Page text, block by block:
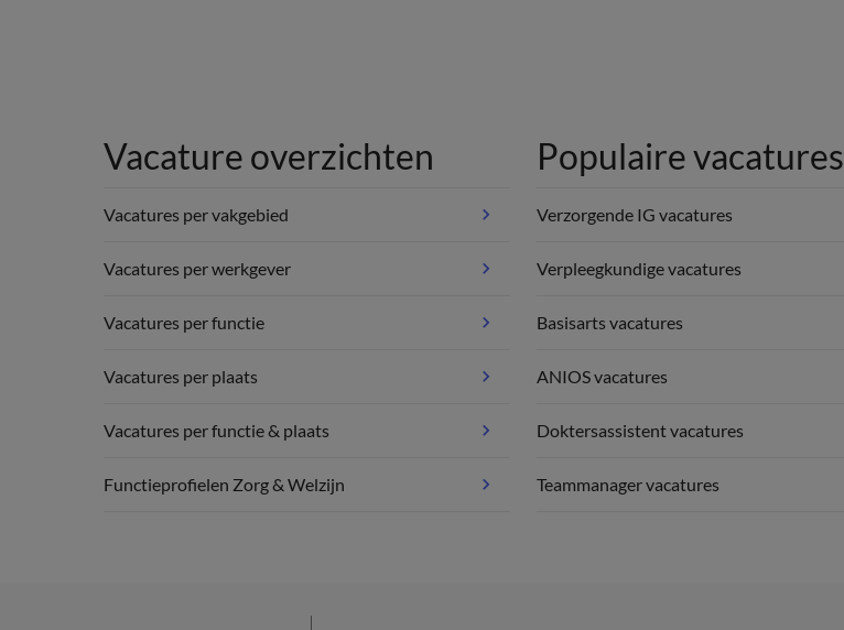
Vacature overzichten
Vacatures per vakgebied
Vacatures per werkgever
Vacatures per functie
Vacatures per plaats
Vacatures per functie & plaats
Functieprofielen Zorg & Welzijn
Populaire vacatures
Verzorgende IG vacatures
Verpleegkundige vacatures
Basisarts vacatures
ANIOS vacatures
Doktersassistent vacatures
Teammanager vacatures